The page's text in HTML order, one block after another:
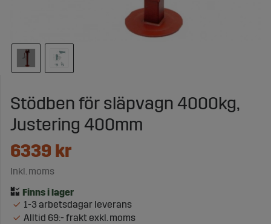
Stödben för släpvagn 4000kg,
Justering 400mm
6339 kr
Inkl. moms
1-3 arbetsdagar leverans
Alltid 69:- frakt exkl. moms